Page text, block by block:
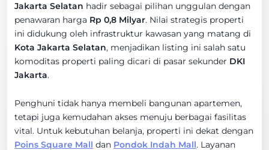
Jakarta Selatan hadir sebagai pilihan unggulan dengan
penawaran harga Rp 0,8 Milyar. Nilai strategis properti
ini didukung oleh infrastruktur kawasan yang matang di
Kota Jakarta Selatan, menjadikan listing ini salah satu
komoditas properti paling dicari di pasar sekunder DKI
Jakarta.
Penghuni tidak hanya membeli bangunan apartemen,
tetapi juga kemudahan akses menuju berbagai fasilitas
vital. Untuk kebutuhan belanja, properti ini dekat dengan
Poins Square Mall dan Pondok Indah Mall. Layanan